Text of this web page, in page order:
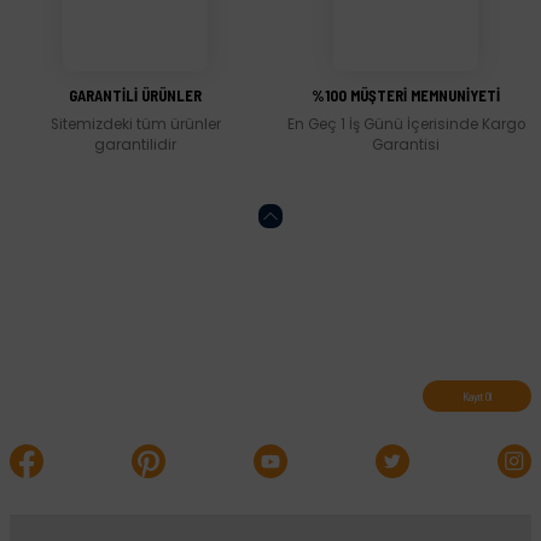
GARANTİLİ ÜRÜNLER
Sitemizdeki tüm ürünler
garantilidir
%100 MÜŞTERİ MEMNUNİYETİ
En Geç 1 İş Günü İçerisinde Kargo
Garantisi
Kayıt Ol